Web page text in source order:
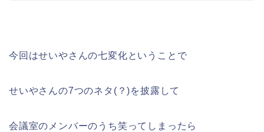
今回はせいやさんの七変化ということで
せいやさんの7つのネタ(？)を披露して
会議室のメンバーのうち笑ってしまったら